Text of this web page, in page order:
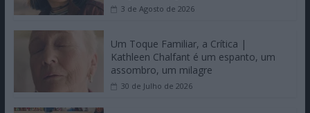
3 de Agosto de 2026
Um Toque Familiar, a Crítica |
Kathleen Chalfant é um espanto, um
assombro, um milagre
30 de Julho de 2026